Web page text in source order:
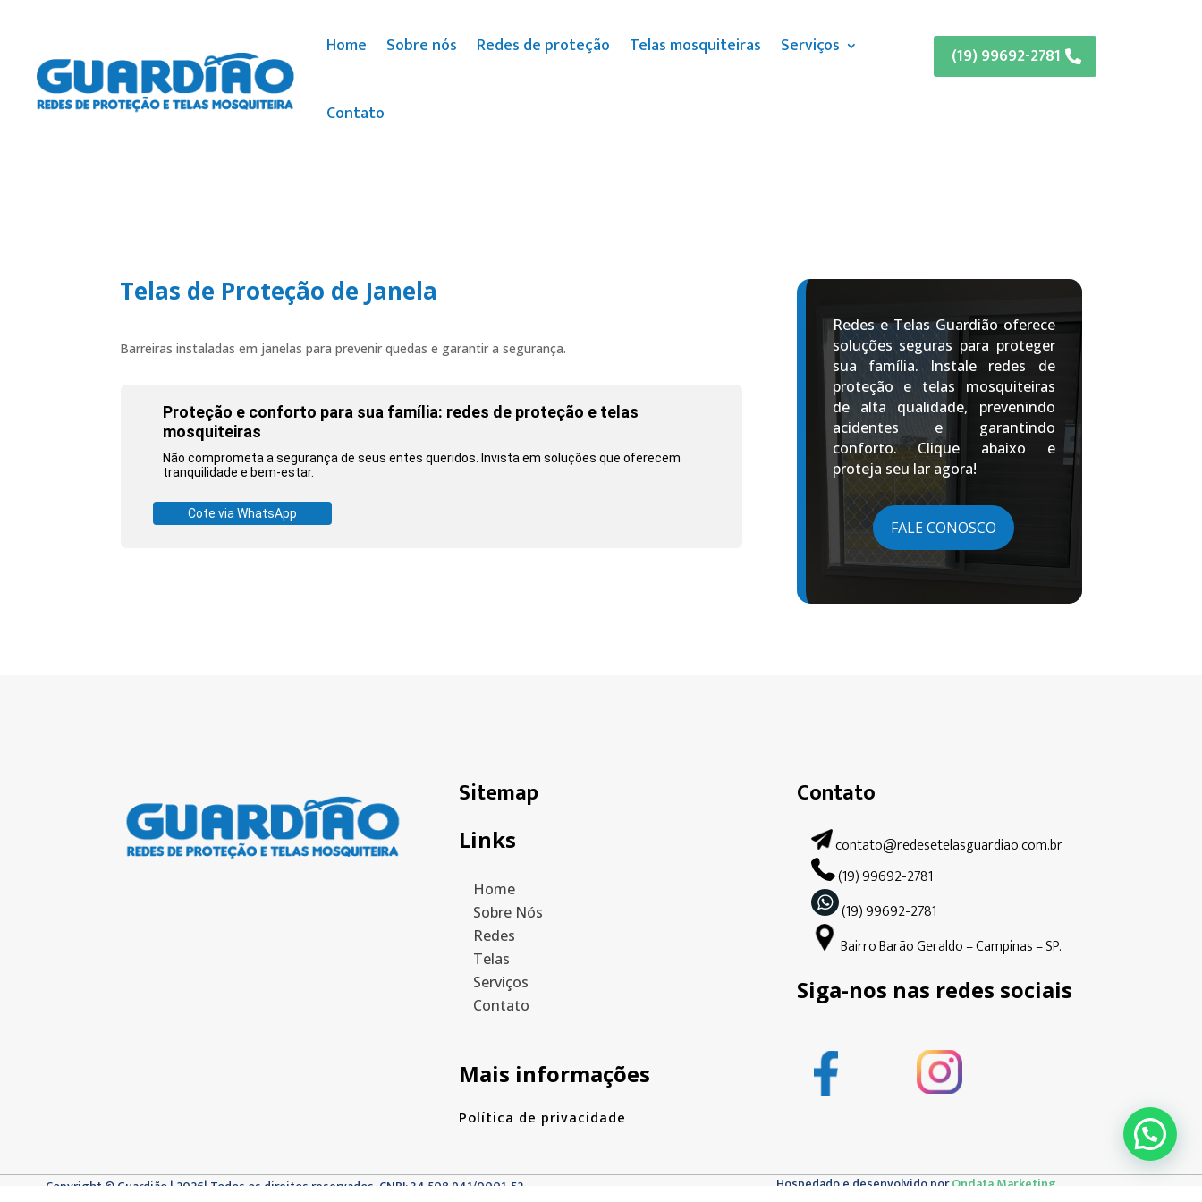
Home Sobre nós Redes de proteção Telas mosquiteiras Serviços
Contato
(19) 99692-2781
Telas de Proteção de Janela
Barreiras instaladas em janelas para prevenir quedas e garantir a segurança.
Proteção e conforto para sua família: redes de proteção e telas
mosquiteiras
Não comprometa a segurança de seus entes queridos. Invista em soluções que oferecem
tranquilidade e bem-estar.
Cote via WhatsApp
Redes e Telas Guardião oferece
soluções seguras para proteger
sua família. Instale redes de
proteção e telas mosquiteiras
de alta qualidade, prevenindo
acidentes e garantindo
conforto. Clique abaixo e
proteja seu lar agora!
FALE CONOSCO
Sitemap
Links
Home
Sobre Nós
Redes
Telas
Serviços
Contato
Mais informações
Política de privacidade
Contato
contato@redesetelasguardiao.com.br
(19) 99692-2781
(19) 99692-2781
Bairro Barão Geraldo – Campinas – SP.
Siga-nos nas redes sociais
Copyright © Guardião | 2026| Todos os direitos reservados. CNPJ: 34.508.941/0001-52 Hospedado e desenvolvido porOndata Marketing.